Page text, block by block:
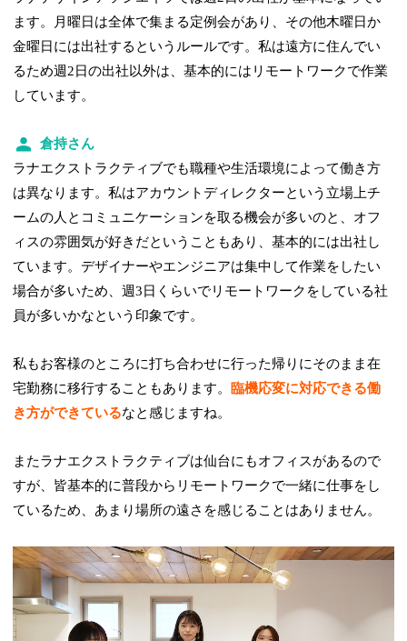
ます。月曜日は全体で集まる定例会があり、その他木曜日か
金曜日には出社するというルールです。私は遠方に住んでい
るため週2日の出社以外は、基本的にはリモートワークで作業
しています。
倉持さん
ラナエクストラクティブでも職種や生活環境によって働き方
は異なります。私はアカウントディレクターという立場上チ
ームの人とコミュニケーションを取る機会が多いのと、オフ
ィスの雰囲気が好きだということもあり、基本的には出社し
ています。デザイナーやエンジニアは集中して作業をしたい
場合が多いため、週3日くらいでリモートワークをしている社
員が多いかなという印象です。
私もお客様のところに打ち合わせに行った帰りにそのまま在
宅勤務に移行することもあります。
臨機応変に対応できる働
き方ができているなと感じますね。
またラナエクストラクティブは仙台にもオフィスがあるので
すが、皆基本的に普段からリモートワークで一緒に仕事をし
ているため、あまり場所の遠さを感じることはありません。